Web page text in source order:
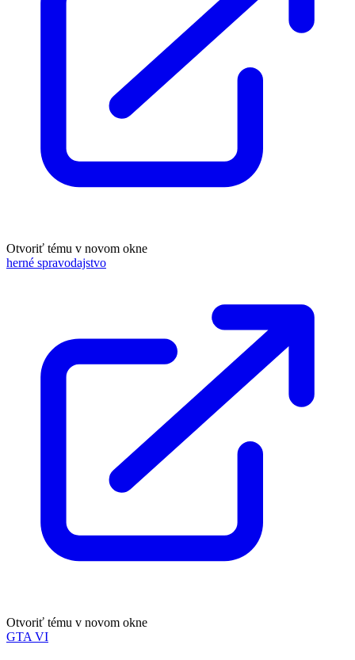
Otvoriť tému v novom okne
herné spravodajstvo
Otvoriť tému v novom okne
GTA VI